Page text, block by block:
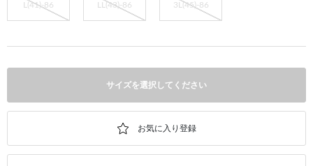
L(41)-86 LL(43)-86 3L(45)-86
サイズを選択してください